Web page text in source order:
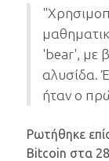
'bear', με
αλυσίδα.
ήταν ο
Ρωτήθηκε
Bitcoin στα